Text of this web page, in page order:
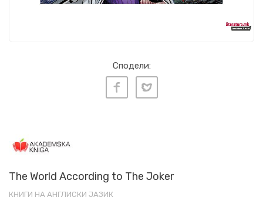
Сподели:
The World According to The Joker
КНИГИ НА АНГЛИСКИ ЈАЗИК